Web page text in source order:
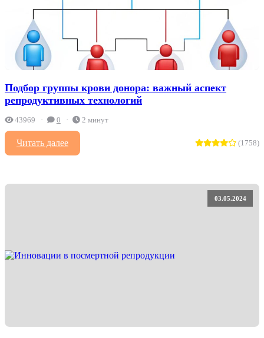
Подбор группы крови донора: важный аспект
репродуктивных технологий
43969 0 2 минут
Читать далее (1758)
03.05.2024